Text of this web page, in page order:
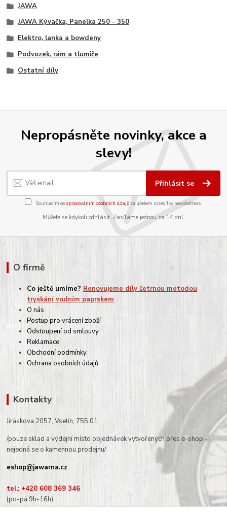
JAWA
JAWA Kývačka, Panelka 250 - 350
Elektro, lanka a bowdeny
Podvozek, rám a tlumiče
Ostatní díly
Nepropásněte novinky, akce a
slevy!
Přihlásit se
Souhlasím se zpracováním osobních údajůza účelem rozesílky newsletteru.
Můžete se kdykoli odhlásit. Zasíláme jednou za 14 dní.
O firmě
Co ještě umíme? Renovujeme díly šetrnou metodou
tryskání vodním paprskem
O nás
Postup pro vrácení zboží
Odstoupení od smlouvy
Reklamace
Obchodní podmínky
Ochrana osobních údajů
Kontakty
Jiráskova 2057, Vsetín, 755 01
/pouze sklad a výdejní místo objednávek vytvořených přes e-shop -
nejedná se o kamennou prodejnu/
eshop@jawarna.cz
tel.: +420 608 369 346
(po-pá 9h-16h)